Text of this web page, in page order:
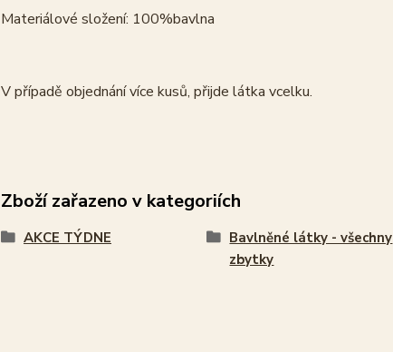
Materiálové složení: 100%bavlna
V případě objednání více kusů, přijde látka vcelku.
Zboží zařazeno v kategoriích
AKCE TÝDNE
Bavlněné látky - všechny
zbytky